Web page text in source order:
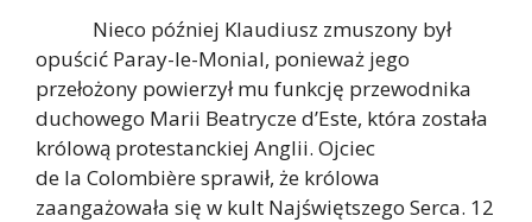
Nieco później Klaudiusz zmuszony był
opuścić Paray-le-Monial, ponieważ jego
przełożony powierzył mu funkcję przewodnika
duchowego Marii Beatrycze d’Este, która została
królową protestanckiej Anglii. Ojciec
de la Colombière sprawił, że królowa
zaangażowała się w kult Najświętszego Serca. 12